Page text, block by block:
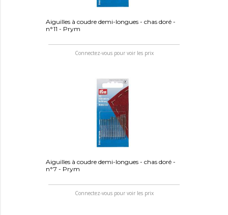
Aiguilles à coudre demi-longues - chas doré -
n°11 - Prym
Connectez-vous pour voir les prix
Aiguilles à coudre demi-longues - chas doré -
n°7 - Prym
Connectez-vous pour voir les prix